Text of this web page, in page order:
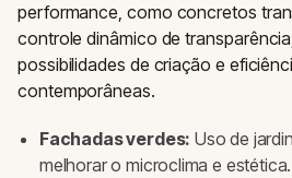
performance, como concretos
controle dinâmico de
possibilidades de criação e
contemporâneas.
Fachadas verdes: Uso de
melhorar o microclima e estética.